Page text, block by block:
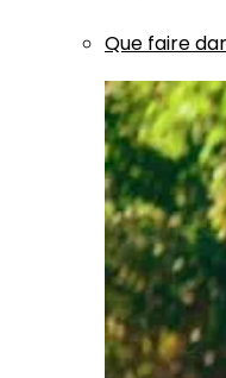
Que faire